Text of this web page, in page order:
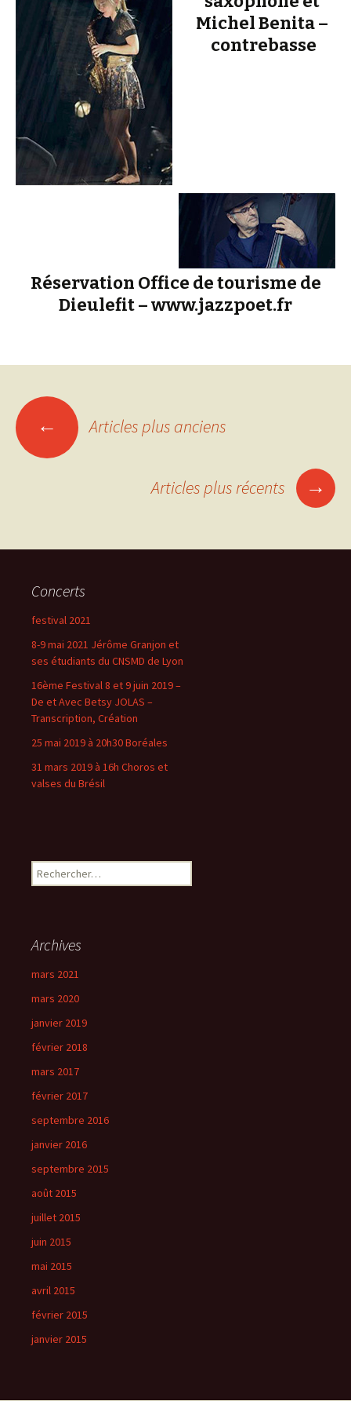
Michel Benita –
contrebasse
Réservation Office de tourisme de
Dieulefit – www.jazzpoet.fr
Navigation
articles
← Articles plus anciens
Articles plus récents →
Concerts
festival 2021
8-9 mai 2021 Jérôme Granjon et
ses étudiants du CNSMD de Lyon
16ème Festival 8 et 9 juin 2019 –
De et Avec Betsy JOLAS –
Transcription, Création
25 mai 2019 à 20h30 Boréales
31 mars 2019 à 16h Choros et
valses du Brésil
R
e
r
e
r
:
Archives
mars 2021
mars 2020
janvier 2019
février 2018
mars 2017
février 2017
septembre 2016
janvier 2016
septembre 2015
août 2015
juillet 2015
juin 2015
mai 2015
avril 2015
février 2015
janvier 2015